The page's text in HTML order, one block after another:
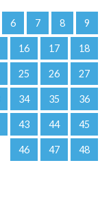
6 7 8 9
16 17 18
25 26 27
34 35 36
43 44 45
46 47 48